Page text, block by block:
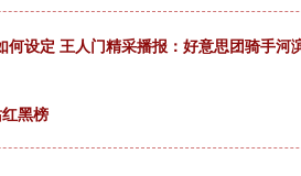
设定 王人门精采播报：好意思团骑手
黑榜